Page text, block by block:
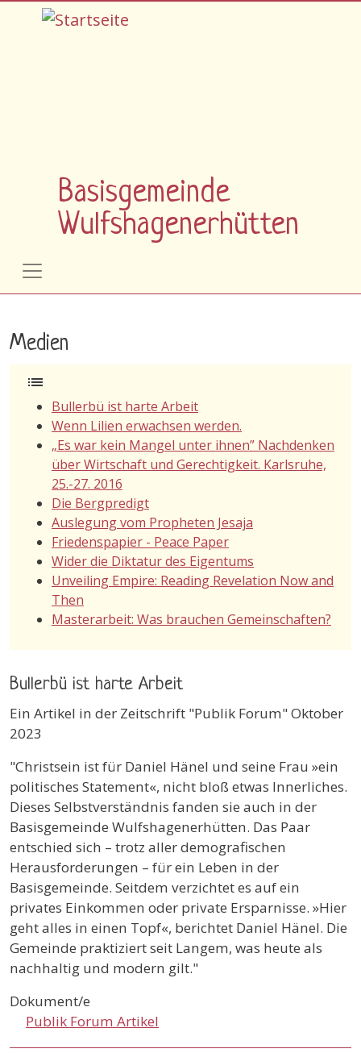
Direkt zum Inhalt
Basisgemeinde
Wulfshagenerhütten
Medien
list
Bullerbü ist harte Arbeit
Wenn Lilien erwachsen werden.
„Es war kein Mangel unter ihnen” Nachdenken
über Wirtschaft und Gerechtigkeit. Karlsruhe,
25.-27. 2016
Die Bergpredigt
Auslegung vom Propheten Jesaja
Friedenspapier - Peace Paper
Wider die Diktatur des Eigentums
Unveiling Empire: Reading Revelation Now and
Then
Masterarbeit: Was brauchen Gemeinschaften?
Bullerbü ist harte Arbeit
Ein Artikel in der Zeitschrift "Publik Forum" Oktober
2023
"Christsein ist für Daniel Hänel und seine Frau »ein
politisches Statement«, nicht bloß etwas Innerliches.
Dieses Selbstverständnis fanden sie auch in der
Basisgemeinde Wulfshagenerhütten. Das Paar
entschied sich – trotz aller demografischen
Herausforderungen – für ein Leben in der
Basisgemeinde. Seitdem verzichtet es auf ein
privates Einkommen oder private Ersparnisse. »Hier
geht alles in einen Topf«, berichtet Daniel Hänel. Die
Gemeinde praktiziert seit Langem, was heute als
nachhaltig und modern gilt."
Dokument/e
Publik Forum Artikel